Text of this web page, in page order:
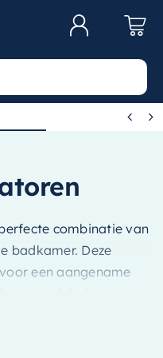
 
combinatie van
badkamer. Deze
een aangename
een praktische
en op te